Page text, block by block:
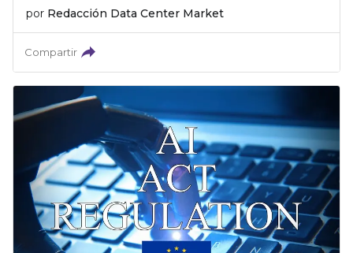
por Redacción Data Center Market
Compartir